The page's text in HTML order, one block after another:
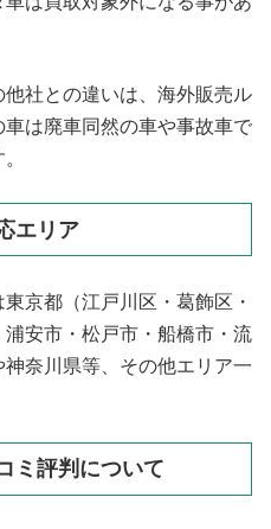
社との違いは、海外販売ル
は廃車同然の車や事故車で
エリア
京都（江戸川区・葛飾区・
安市・松戸市・船橋市・流
奈川県等、その他エリア一
ミ評判について